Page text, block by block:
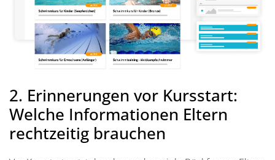
2. Erinnerungen vor Kursstart:
Welche Informationen Eltern
rechtzeitig brauchen